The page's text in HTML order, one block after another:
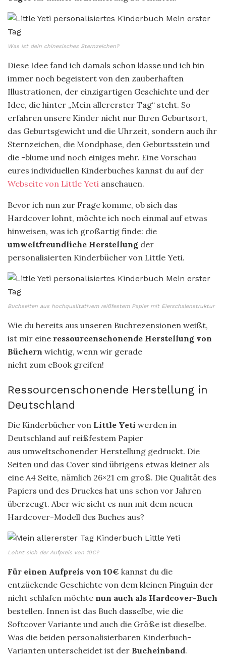
Was ist dein chinesisches Sternzeichen?
Diese Idee fand ich damals schon klasse und ich bin
immer noch begeistert von den zauberhaften
Illustrationen, der einzigartigen Geschichte und der
Idee, die hinter „Mein allererster Tag“ steht. So
erfahren unsere Kinder nicht nur Ihren Geburtsort,
das Geburtsgewicht und die Uhrzeit, sondern auch ihr
Sternzeichen, die Mondphase, den Geburtsstein und
die -blume und noch einiges mehr. Eine Vorschau
eures individuellen Kinderbuches kannst du auf der
Webseite von Little Yeti anschauen.
Bevor ich nun zur Frage komme, ob sich das
Hardcover lohnt, möchte ich noch einmal auf etwas
hinweisen, was ich großartig finde: die
umweltfreundliche Herstellung der
personalisierten Kinderbücher von Little Yeti.
Buchseiten aus hochqualitativem reißfestem Papier mit Eierschalenstruktur
Wie du bereits aus unseren Buchrezensionen weißt,
ist mir eine ressourcenschonende Herstellung von
Büchern wichtig, wenn wir gerade
nicht zum eBook greifen!
Ressourcenschonende Herstellung in
Deutschland
Die Kinderbücher von Little Yeti werden in
Deutschland auf reißfestem Papier
aus umweltschonender Herstellung gedruckt. Die
Seiten und das Cover sind übrigens etwas kleiner als
eine A4 Seite, nämlich 26×21 cm groß. Die Qualität des
Papiers und des Druckes hat uns schon vor Jahren
überzeugt. Aber wie sieht es nun mit dem neuen
Hardcover-Modell des Buches aus?
Lohnt sich der Aufpreis von 10€?
Für einen Aufpreis von 10€ kannst du die
entzückende Geschichte von dem kleinen Pinguin der
nicht schlafen möchte nun auch als Hardcover-Buch
bestellen. Innen ist das Buch dasselbe, wie die
Softcover Variante und auch die Größe ist dieselbe.
Was die beiden personalisierbaren Kinderbuch-
Varianten unterscheidet ist der Bucheinband.